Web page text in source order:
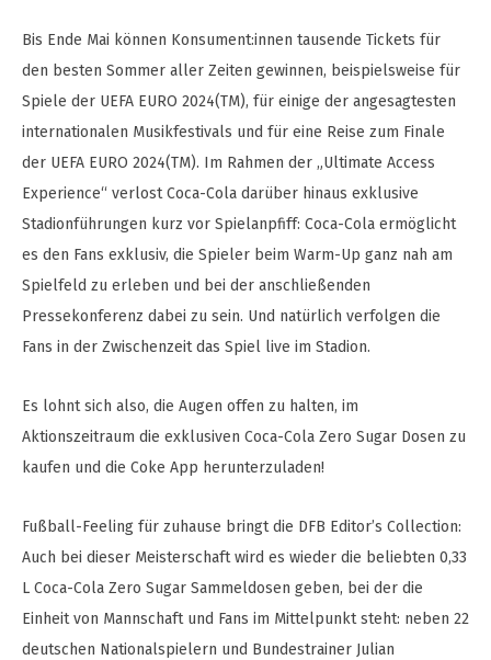
Bis Ende Mai können Konsument:innen tausende Tickets für
den besten Sommer aller Zeiten gewinnen, beispielsweise für
Spiele der UEFA EURO 2024(TM), für einige der angesagtesten
internationalen Musikfestivals und für eine Reise zum Finale
der UEFA EURO 2024(TM). Im Rahmen der „Ultimate Access
Experience“ verlost Coca-Cola darüber hinaus exklusive
Stadionführungen kurz vor Spielanpfiff: Coca-Cola ermöglicht
es den Fans exklusiv, die Spieler beim Warm-Up ganz nah am
Spielfeld zu erleben und bei der anschließenden
Pressekonferenz dabei zu sein. Und natürlich verfolgen die
Fans in der Zwischenzeit das Spiel live im Stadion.
Es lohnt sich also, die Augen offen zu halten, im
Aktionszeitraum die exklusiven Coca-Cola Zero Sugar Dosen zu
kaufen und die Coke App herunterzuladen!
Fußball-Feeling für zuhause bringt die DFB Editor’s Collection:
Auch bei dieser Meisterschaft wird es wieder die beliebten 0,33
L Coca-Cola Zero Sugar Sammeldosen geben, bei der die
Einheit von Mannschaft und Fans im Mittelpunkt steht: neben 22
deutschen Nationalspielern und Bundestrainer Julian